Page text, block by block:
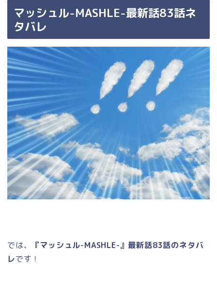
マッシュル-MASHLE-最新話83話ネ
タバレ
では、
『マッシュル-MASHLE-』最新話83話のネタバ
レです！